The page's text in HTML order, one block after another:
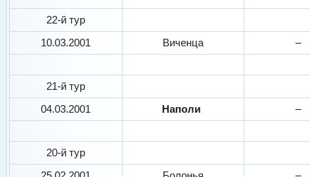
22-й тур
10.03.2001
Виченца –
21-й тур
04.03.2001
Наполи –
20-й тур